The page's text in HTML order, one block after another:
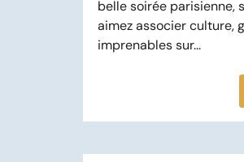
belle soirée parisienne,
aimez associer culture,
imprenables sur...